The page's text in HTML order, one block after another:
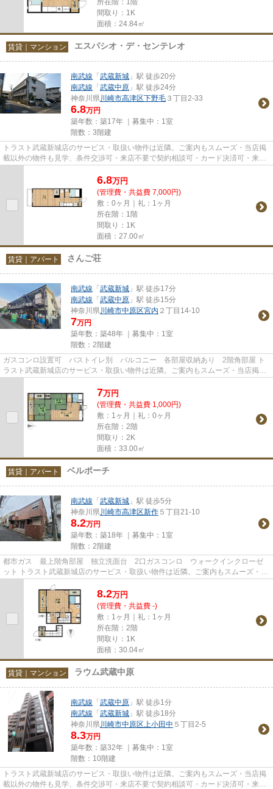
所在階：1階
間取り：1K
面積：24.84㎡
賃貸｜マンション エスパシオ・デ・センテレオ
南武線 「武蔵新城 」駅 徒歩20分
南武線 「武蔵中原 」駅 徒歩24分
神奈川県川崎市高津区下野毛 ３丁目2-33
6.8万円
築年数：築17年 ｜募集中： 1室
階数：3階建
トラスト武蔵新城店のサービス・取扱い物件は近隣。ご案内もスムーズ・当店掲
載以外の物件も見学、条件交渉可・来店不要で契約相談可・カード決済可・来店
時無料駐車場有（要電話予約...
6.8万円
(管理費・共益費 7,000円)
敷：0ヶ月｜礼：1ヶ月
所在階：1階
間取り：1K
面積：27.00㎡
賃貸｜アパート さんご荘
南武線 「武蔵新城 」駅 徒歩17分
南武線 「武蔵中原 」駅 徒歩15分
神奈川県川崎市中原区宮内 ２丁目14-10
7万円
築年数：築48年 ｜募集中： 1室
階数：2階建
ガスコンロ設置可 バストイレ別 バルコニー 各部屋収納あり 2階角部屋 ト
ラスト武蔵新城店のサービス・取扱い物件は近隣。ご案内もスムーズ・当店掲載
以外の物件も見学、条件交渉...
7万円
(管理費・共益費 1,000円)
敷：1ヶ月｜礼：0ヶ月
所在階：2階
間取り：2K
面積：33.00㎡
賃貸｜アパート ベルポーチ
南武線 「武蔵新城 」駅 徒歩5分
神奈川県川崎市高津区新作 ５丁目21-10
8.2万円
築年数：築18年 ｜募集中： 1室
階数：2階建
都市ガス 最上階角部屋 独立洗面台 2口ガスコンロ ウォークインクローゼ
ット トラスト武蔵新城店のサービス・取扱い物件は近隣。ご案内もスムーズ・当
店掲載以外の物件も見学、条...
8.2万円
(管理費・共益費 -)
敷：1ヶ月｜礼：1ヶ月
所在階：2階
間取り：1K
面積：30.04㎡
賃貸｜マンション ラウム武蔵中原
南武線 「武蔵中原 」駅 徒歩1分
南武線 「武蔵新城 」駅 徒歩18分
神奈川県川崎市中原区上小田中 ５丁目2-5
8.3万円
築年数：築32年 ｜募集中： 1室
階数：10階建
トラスト武蔵新城店のサービス・取扱い物件は近隣。ご案内もスムーズ・当店掲
載以外の物件も見学、条件交渉可・来店不要で契約相談可・カード決済可・来店